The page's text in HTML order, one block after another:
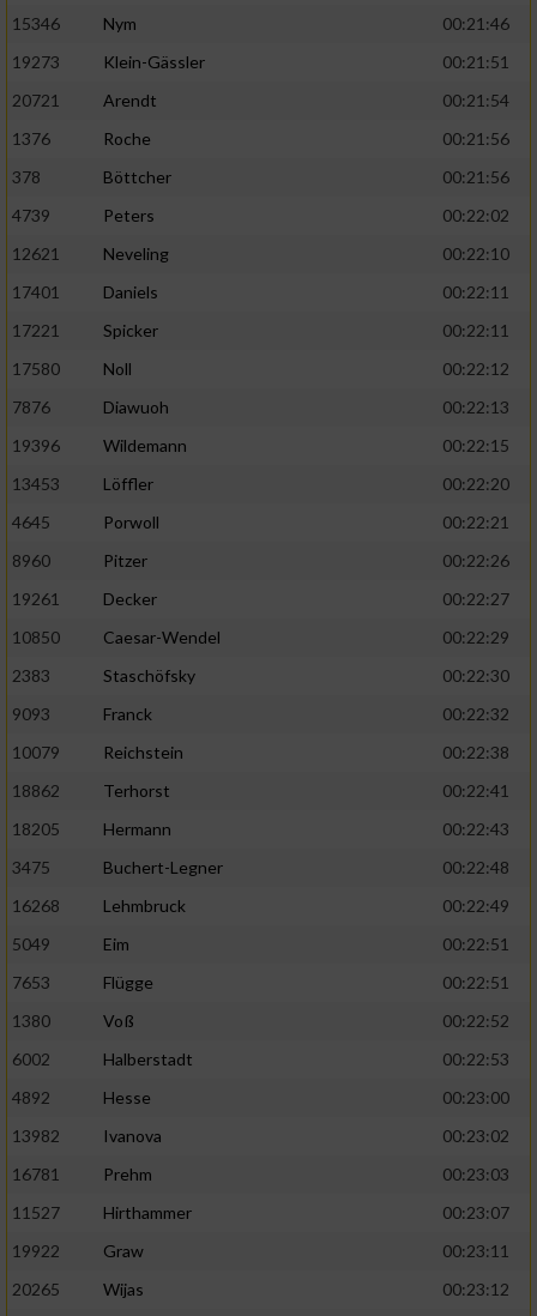
15346
Nym
00:21:46
19273
Klein-Gässler
00:21:51
20721
Arendt
00:21:54
1376
Roche
00:21:56
378
Böttcher
00:21:56
4739
Peters
00:22:02
12621
Neveling
00:22:10
17401
Daniels
00:22:11
17221
Spicker
00:22:11
17580
Noll
00:22:12
7876
Diawuoh
00:22:13
19396
Wildemann
00:22:15
13453
Löffler
00:22:20
4645
Porwoll
00:22:21
8960
Pitzer
00:22:26
19261
Decker
00:22:27
10850
Caesar-Wendel
00:22:29
2383
Staschöfsky
00:22:30
9093
Franck
00:22:32
10079
Reichstein
00:22:38
18862
Terhorst
00:22:41
18205
Hermann
00:22:43
3475
Buchert-Legner
00:22:48
16268
Lehmbruck
00:22:49
5049
Eim
00:22:51
7653
Flügge
00:22:51
1380
Voß
00:22:52
6002
Halberstadt
00:22:53
4892
Hesse
00:23:00
13982
Ivanova
00:23:02
16781
Prehm
00:23:03
11527
Hirthammer
00:23:07
19922
Graw
00:23:11
20265
Wijas
00:23:12